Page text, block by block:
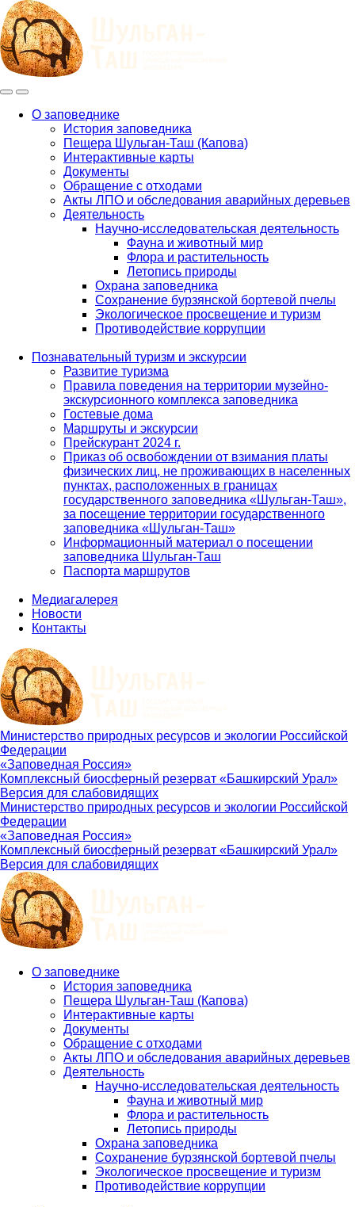
МенюИнфо
navigation
О заповеднике
История заповедника
Пещера Шульган-Таш (Капова)
Интерактивные карты
Документы
Обращение с отходами
Акты ЛПО и обследования аварийных деревьев
Деятельность
Научно-исследовательская деятельность
Фауна и животный мир
Флора и растительность
Летопись природы
Охрана заповедника
Сохранение бурзянской бортевой пчелы
Экологическое просвещение и туризм
Противодействие коррупции
Познавательный туризм и экскурсии
Развитие туризма
Правила поведения на территории музейно-
экскурсионного комплекса заповедника
Гостевые дома
Маршруты и экскурсии
Прейскурант 2024 г.
Приказ об освобождении от взимания платы
физических лиц, не проживающих в населенных
пунктах, расположенных в границах
государственного заповедника «Шульган-Таш»,
за посещение территории государственного
заповедника «Шульган-Таш»
Информационный материал о посещении
заповедника Шульган-Таш
Паспорта маршрутов
Медиагалерея
Новости
Контакты
Министерство природных ресурсов и экологии Российской
Федерации
«Заповедная Россия»
Комплексный биосферный резерват «Башкирский Урал»
Версия для слабовидящих
Министерство природных ресурсов и экологии Российской
Федерации
«Заповедная Россия»
Комплексный биосферный резерват «Башкирский Урал»
Версия для слабовидящих
navigation
О заповеднике
История заповедника
Пещера Шульган-Таш (Капова)
Интерактивные карты
Документы
Обращение с отходами
Акты ЛПО и обследования аварийных деревьев
Деятельность
Научно-исследовательская деятельность
Фауна и животный мир
Флора и растительность
Летопись природы
Охрана заповедника
Сохранение бурзянской бортевой пчелы
Экологическое просвещение и туризм
Противодействие коррупции